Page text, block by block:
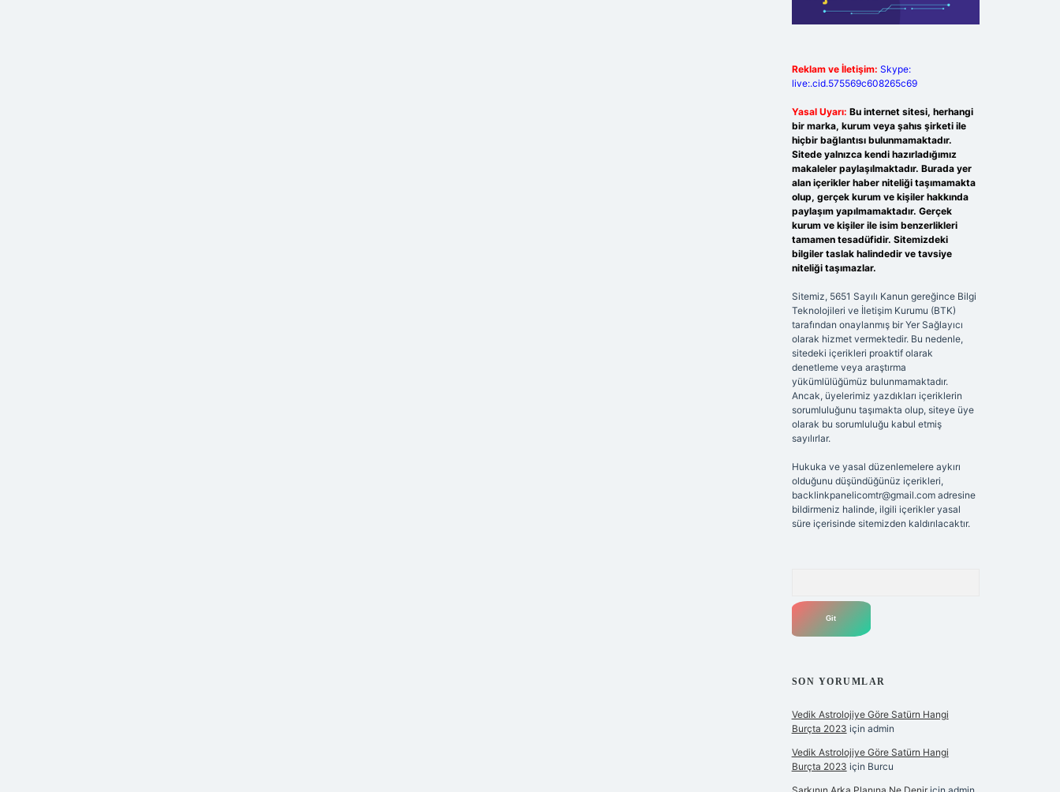
Reklam ve İletişim: Skype:
live:.cid.575569c608265c69
Yasal Uyarı: Bu internet sitesi, herhangi
bir marka, kurum veya şahıs şirketi ile
hiçbir bağlantısı bulunmamaktadır.
Sitede yalnızca kendi hazırladığımız
makaleler paylaşılmaktadır. Burada yer
alan içerikler haber niteliği taşımamakta
olup, gerçek kurum ve kişiler hakkında
paylaşım yapılmamaktadır. Gerçek
kurum ve kişiler ile isim benzerlikleri
tamamen tesadüfidir. Sitemizdeki
bilgiler taslak halindedir ve tavsiye
niteliği taşımazlar.
Sitemiz, 5651 Sayılı Kanun gereğince Bilgi
Teknolojileri ve İletişim Kurumu (BTK)
tarafından onaylanmış bir Yer Sağlayıcı
olarak hizmet vermektedir. Bu nedenle,
sitedeki içerikleri proaktif olarak
denetleme veya araştırma
yükümlülüğümüz bulunmamaktadır.
Ancak, üyelerimiz yazdıkları içeriklerin
sorumluluğunu taşımakta olup, siteye üye
olarak bu sorumluluğu kabul etmiş
sayılırlar.
Hukuka ve yasal düzenlemelere aykırı
olduğunu düşündüğünüz içerikleri,
backlinkpanelicomtr@gmail.comadresine
bildirmeniz halinde, ilgili içerikler yasal
süre içerisinde sitemizden kaldırılacaktır.
SON YORUMLAR
Vedik Astrolojiye Göre Satürn Hangi
Burçta 2023 için admin
Vedik Astrolojiye Göre Satürn Hangi
Burçta 2023 için Burcu